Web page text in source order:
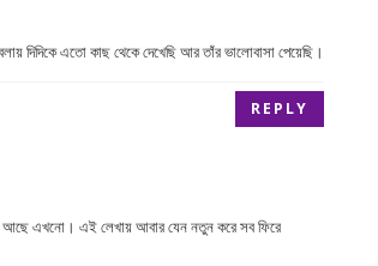
দিদিকে এতো কাছ থেকে দেখেছি আর তাঁর ভালোবাসা পেয়েছি।
REPLY
আছে এখনো‌। এই লেখায় আবার যেন নতুন করে সব ফিরে